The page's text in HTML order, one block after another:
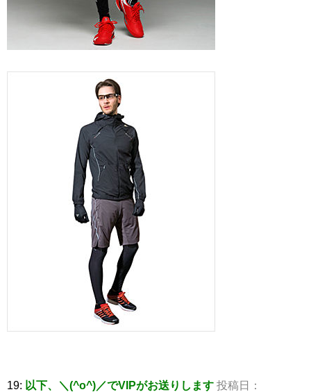
19: 以下、＼(^o^)／でVIPがお送りします 投稿日：